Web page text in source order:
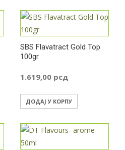
SBS Flavatract Gold Top
100gr
1.619,00 рсд
ДОДАЈ У КОРПУ